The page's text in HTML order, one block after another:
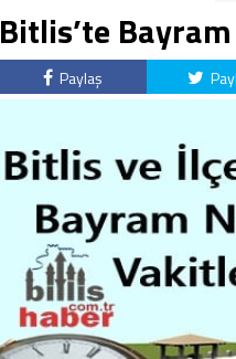
Bitlis’te
Paylaş